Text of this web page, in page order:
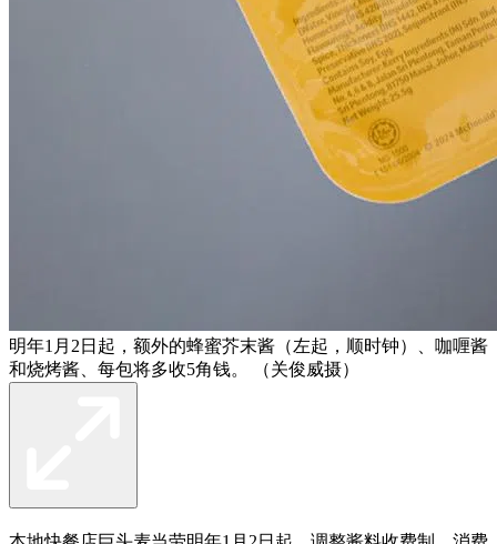
明年1月2日起，额外的蜂蜜芥末酱（左起，顺时钟）、咖喱酱
和烧烤酱、每包将多收5角钱。 （关俊威摄）